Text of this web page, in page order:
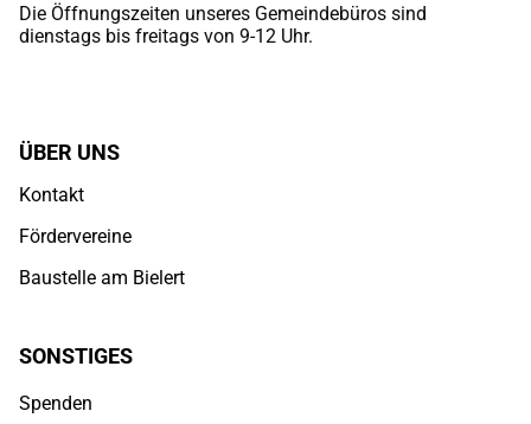
Die Öffnungszeiten unseres Gemeindebüros sind
dienstags bis freitags von 9-12 Uhr.
ÜBER UNS
Kontakt
Fördervereine
Baustelle am Bielert
SONSTIGES
Spenden